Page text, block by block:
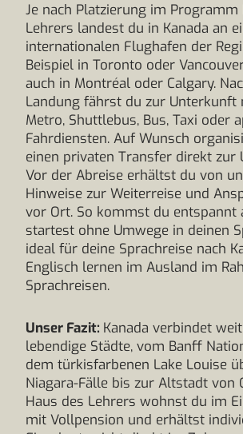
Je nach Platzierung im Programm
Lehrers landest du in Kanada an
internationalen Flughafen der
Beispiel in Toronto oder
auch in Montréal oder Calgary.
Landung fährst du zur Unterkunft
Metro, Shuttlebus, Bus, Taxi oder
Fahrdiensten. Auf Wunsch
einen privaten Transfer direkt zur
Vor der Abreise erhältst du von
Hinweise zur Weiterreise und
vor Ort. So kommst du entspannt
startest ohne Umwege in deinen
ideal für deine Sprachreise nach
Englisch lernen im Ausland im
Sprachreisen.
Unser Fazit: Kanada verbindet
lebendige Städte, vom Banff
dem türkisfarbenen Lake Louise
Niagara-Fälle bis zur Altstadt von
Haus des Lehrers wohnst du im
mit Vollpension und erhältst